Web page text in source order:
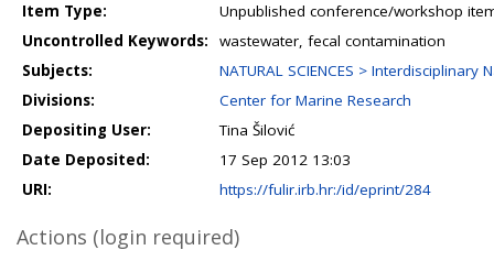
Item Type:
Unpublished conference/workshop
Uncontrolled Keywords:
wastewater, fecal contamination
Subjects:
NATURAL SCIENCES > Interdisciplinary
Divisions:
Center for Marine Research
Depositing User:
Tina Šilović
Date Deposited:
17 Sep 2012 13:03
URI:
https://fulir.irb.hr:/id/eprint/284
Actions (login required)